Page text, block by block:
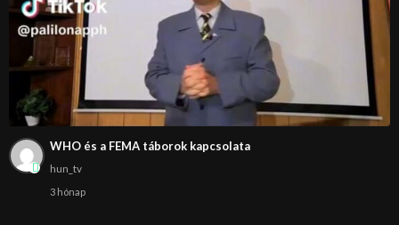
WHO és a FEMA táborok kapcsolata
hun_tv
3 hónap